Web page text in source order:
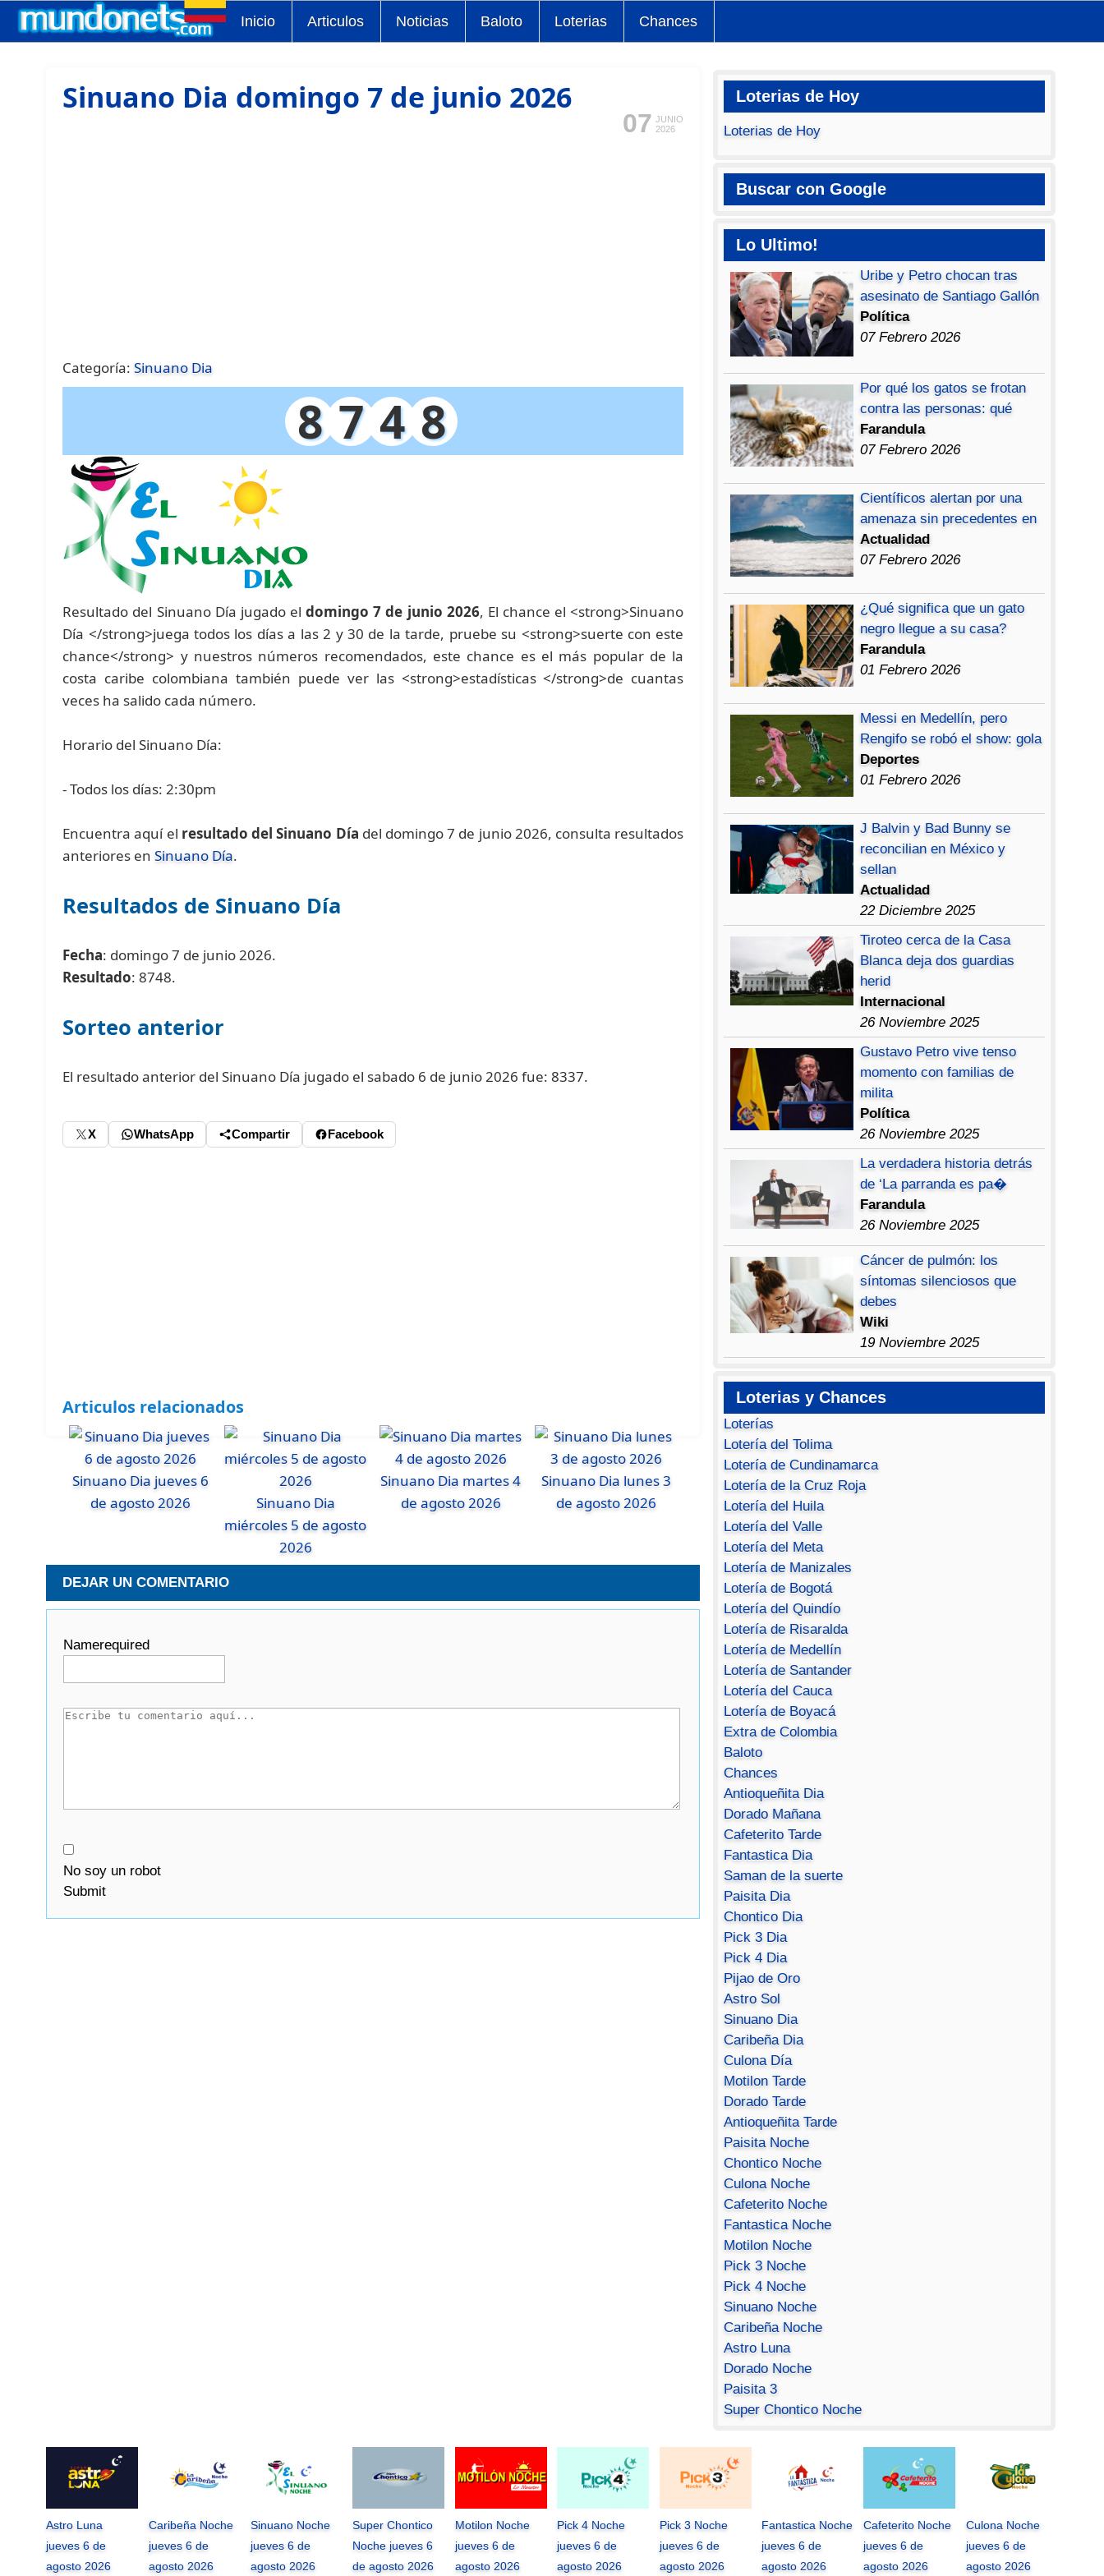
Inicio Articulos Noticias Baloto Loterias Chances
Sinuano Dia domingo 7 de junio 2026
07 JUNIO
2026
Categoría:Sinuano Dia
8 7 4 8
Resultado del Sinuano Día jugado eldomingo 7 de junio 2026, El chance el <strong>Sinuano
Día </strong>juega todos los días a las 2 y 30 de la tarde, pruebe su <strong>suerte con este
chance</strong> y nuestros números recomendados, este chance es el más popular de la
costa caribe colombiana también puede ver las <strong>estadísticas </strong>de cuantas
veces ha salido cada número.
Horario del Sinuano Día:
- Todos los días: 2:30pm
Encuentra aquí el resultado del Sinuano Día del domingo 7 de junio 2026, consulta resultados
anteriores enSinuano Día.
Resultados de Sinuano Día
Fecha: domingo 7 de junio 2026.
Resultado: 8748.
Sorteo anterior
El resultado anterior del Sinuano Día jugado el sabado 6 de junio 2026 fue: 8337.
X WhatsApp Compartir Facebook
Articulos relacionados
Sinuano Dia jueves 6
de agosto 2026
Sinuano Dia
miércoles 5 de agosto
2026
Sinuano Dia martes 4
de agosto 2026
Sinuano Dia lunes 3
de agosto 2026
DEJAR UN COMENTARIO
Namerequired
No soy un robot
Submit
Loterias de Hoy
Loterias de Hoy
Buscar con Google
Lo Ultimo!
Uribe y Petro chocan tras
asesinato de Santiago Gallón
Política
07 Febrero 2026
Por qué los gatos se frotan
contra las personas: qué
Farandula
07 Febrero 2026
Científicos alertan por una
amenaza sin precedentes en
Actualidad
07 Febrero 2026
¿Qué significa que un gato
negro llegue a su casa?
Farandula
01 Febrero 2026
Messi en Medellín, pero
Rengifo se robó el show: gola
Deportes
01 Febrero 2026
J Balvin y Bad Bunny se
reconcilian en México y
sellan
Actualidad
22 Diciembre 2025
Tiroteo cerca de la Casa
Blanca deja dos guardias
herid
Internacional
26 Noviembre 2025
Gustavo Petro vive tenso
momento con familias de
milita
Política
26 Noviembre 2025
La verdadera historia detrás
de ‘La parranda es pa�
Farandula
26 Noviembre 2025
Cáncer de pulmón: los
síntomas silenciosos que
debes
Wiki
19 Noviembre 2025
Loterias y Chances
Loterías
Lotería del Tolima
Lotería de Cundinamarca
Lotería de la Cruz Roja
Lotería del Huila
Lotería del Valle
Lotería del Meta
Lotería de Manizales
Lotería de Bogotá
Lotería del Quindío
Lotería de Risaralda
Lotería de Medellín
Lotería de Santander
Lotería del Cauca
Lotería de Boyacá
Extra de Colombia
Baloto
Chances
Antioqueñita Dia
Dorado Mañana
Cafeterito Tarde
Fantastica Dia
Saman de la suerte
Paisita Dia
Chontico Dia
Pick 3 Dia
Pick 4 Dia
Pijao de Oro
Astro Sol
Sinuano Dia
Caribeña Dia
Culona Día
Motilon Tarde
Dorado Tarde
Antioqueñita Tarde
Paisita Noche
Chontico Noche
Culona Noche
Cafeterito Noche
Fantastica Noche
Motilon Noche
Pick 3 Noche
Pick 4 Noche
Sinuano Noche
Caribeña Noche
Astro Luna
Dorado Noche
Paisita 3
Super Chontico Noche
Astro Luna
jueves 6 de
agosto 2026
Caribeña Noche
jueves 6 de
agosto 2026
Sinuano Noche
jueves 6 de
agosto 2026
Super Chontico
Noche jueves 6
de agosto 2026
Motilon Noche
jueves 6 de
agosto 2026
Pick 4 Noche
jueves 6 de
agosto 2026
Pick 3 Noche
jueves 6 de
agosto 2026
Fantastica Noche
jueves 6 de
agosto 2026
Cafeterito Noche
jueves 6 de
agosto 2026
Culona Noche
jueves 6 de
agosto 2026